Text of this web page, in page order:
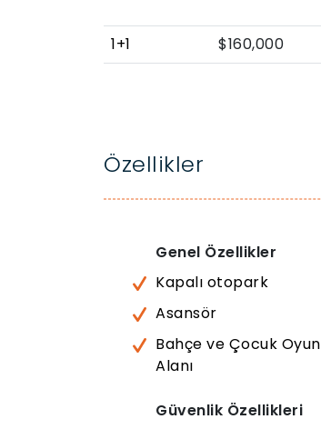
1+1 $160,000
Özellikler
Genel Özellikler
Kapalı otopark
Asansör
Bahçe ve Çocuk Oyun
Alanı
Güvenlik Özellikleri